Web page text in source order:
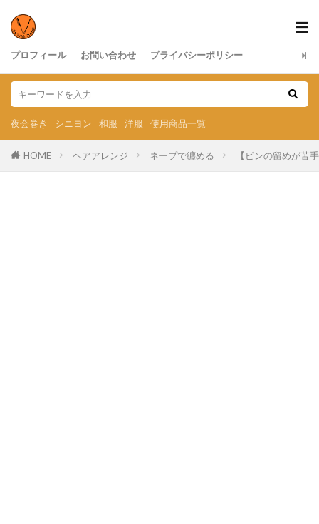
プロフィール お問い合わせ プライバシーポリシー
夜会巻き シニヨン 和服 洋服 使用商品一覧
HOME ヘアアレンジ ネープで纏める 【ピンの留めが苦